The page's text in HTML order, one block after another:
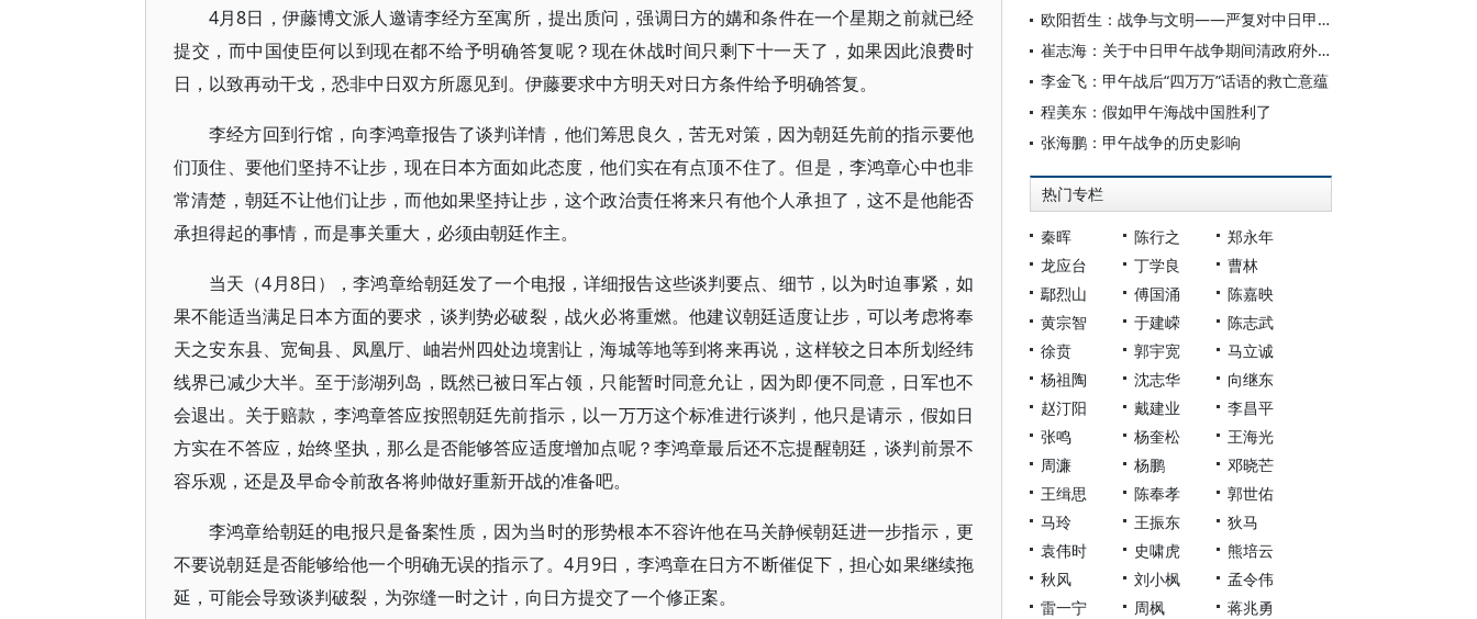
4月8日，伊藤博文派人邀请李经方至寓所，提出质问，强调日方的媾和条件在一个星期之前就已经
提交，而中国使臣何以到现在都不给予明确答复呢？现在休战时间只剩下十一天了，如果因此浪费时
日，以致再动干戈，恐非中日双方所愿见到。伊藤要求中方明天对日方条件给予明确答复。
李经方回到行馆，向李鸿章报告了谈判详情，他们筹思良久，苦无对策，因为朝廷先前的指示要他
们顶住、要他们坚持不让步，现在日本方面如此态度，他们实在有点顶不住了。但是，李鸿章心中也非
常清楚，朝廷不让他们让步，而他如果坚持让步，这个政治责任将来只有他个人承担了，这不是他能否
承担得起的事情，而是事关重大，必须由朝廷作主。
当天（4月8日），李鸿章给朝廷发了一个电报，详细报告这些谈判要点、细节，以为时迫事紧，如
果不能适当满足日本方面的要求，谈判势必破裂，战火必将重燃。他建议朝廷适度让步，可以考虑将奉
天之安东县、宽甸县、凤凰厅、岫岩州四处边境割让，海城等地等到将来再说，这样较之日本所划经纬
线界已减少大半。至于澎湖列岛，既然已被日军占领，只能暂时同意允让，因为即便不同意，日军也不
会退出。关于赔款，李鸿章答应按照朝廷先前指示，以一万万这个标准进行谈判，他只是请示，假如日
方实在不答应，始终坚执，那么是否能够答应适度增加点呢？李鸿章最后还不忘提醒朝廷，谈判前景不
容乐观，还是及早命令前敌各将帅做好重新开战的准备吧。
李鸿章给朝廷的电报只是备案性质，因为当时的形势根本不容许他在马关静候朝廷进一步指示，更
不要说朝廷是否能够给他一个明确无误的指示了。4月9日，李鸿章在日方不断催促下，担心如果继续拖
延，可能会导致谈判破裂，为弥缝一时之计，向日方提交了一个修正案。
欧阳哲生：战争与文明——严复对中日甲午战争的省思
崔志海：关于中日甲午战争期间清政府外交政策的若干反思
李金飞：甲午战后“四万万”话语的救亡意蕴
程美东：假如甲午海战中国胜利了
张海鹏：甲午战争的历史影响
热门专栏
秦晖 陈行之
郑永年
龙应台
丁学良
曹林
鄢烈山
傅国涌
陈嘉映
黄宗智
于建嵘
陈志武
徐贲
郭宇宽
马立诚
杨祖陶
沈志华
向继东
赵汀阳
戴建业
李昌平
张鸣
杨奎松
王海光
周濂
杨鹏
邓晓芒
王缉思
陈奉孝
郭世佑
马玲
王振东
狄马
袁伟时
史啸虎
熊培云
秋风
刘小枫
孟令伟
雷一宁
周枫
蒋兆勇